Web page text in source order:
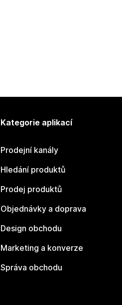
Kategorie aplikací
Prodejní kanály
Hledání produktů
Prodej produktů
Objednávky a doprava
Design obchodu
Marketing a konverze
Správa obchodu